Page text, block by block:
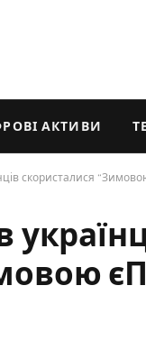
АКТИВИ
скористалися